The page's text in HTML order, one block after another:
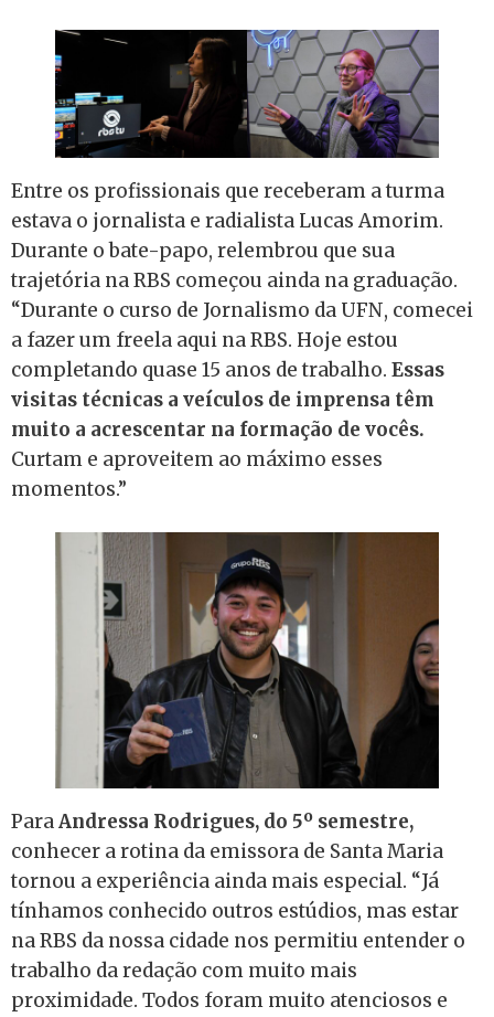
Entre os profissionais que receberam a turma
estava o jornalista e radialista Lucas Amorim.
Durante o bate-papo, relembrou que sua
trajetória na RBS começou ainda na graduação.
“Durante o curso de Jornalismo da UFN, comecei
a fazer um freela aqui na RBS. Hoje estou
completando quase 15 anos de trabalho. Essas
visitas técnicas a veículos de imprensa têm
muito a acrescentar na formação de vocês.
Curtam e aproveitem ao máximo esses
momentos.”
ParaAndressa Rodrigues, do 5º semestre,
conhecer a rotina da emissora de Santa Maria
tornou a experiência ainda mais especial. “Já
tínhamos conhecido outros estúdios, mas estar
na RBS da nossa cidade nos permitiu entender o
trabalho da redação com muito mais
proximidade. Todos foram muito atenciosos e